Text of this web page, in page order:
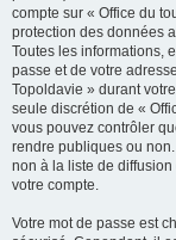
compte sur « Office du
protection des données
Toutes les informations,
passe et de votre
Topoldavie » durant
seule discrétion de «
vous pouvez contrôler
rendre publiques ou
non à la liste de
votre compte.
Votre mot de passe est